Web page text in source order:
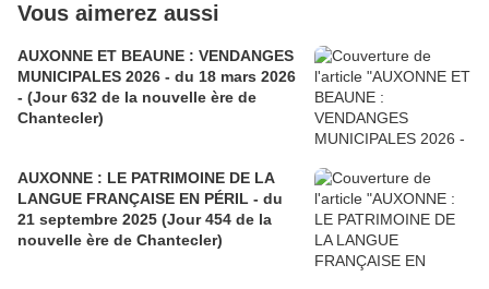
Vous aimerez aussi
AUXONNE ET BEAUNE : VENDANGES
MUNICIPALES 2026 - du 18 mars 2026
- (Jour 632 de la nouvelle ère de
Chantecler)
AUXONNE : LE PATRIMOINE DE LA
LANGUE FRANÇAISE EN PÉRIL - du
21 septembre 2025 (Jour 454 de la
nouvelle ère de Chantecler)